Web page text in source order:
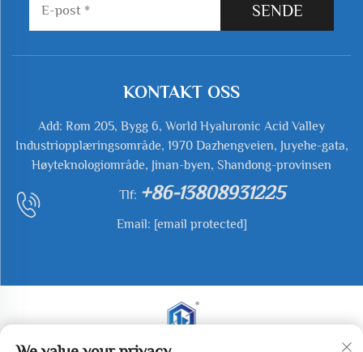
SENDE
KONTAKT OSS
Add: Rom 205, Bygg 6, World Hyaluronic Acid Valley
Industriopplæringsområde, 1970 Dazhengveien, Juyehe-gata,
Høyteknologiområde, Jinan-byen, Shandong-provinsen
Tlf: +86-13808931225
Email: [email protected]